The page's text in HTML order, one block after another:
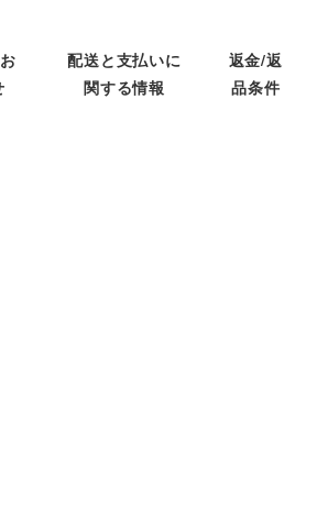
配送と支払いに
関する情報
返金/返
品条件